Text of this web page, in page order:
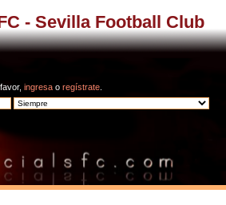
- Sevilla Football Club
favor, ingresa o regístrate